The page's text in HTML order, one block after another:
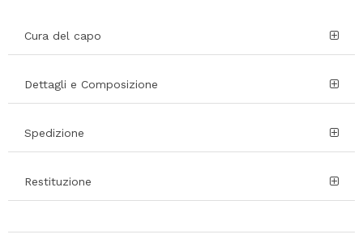
Cura del capo
Dettagli e Composizione
Spedizione
Restituzione